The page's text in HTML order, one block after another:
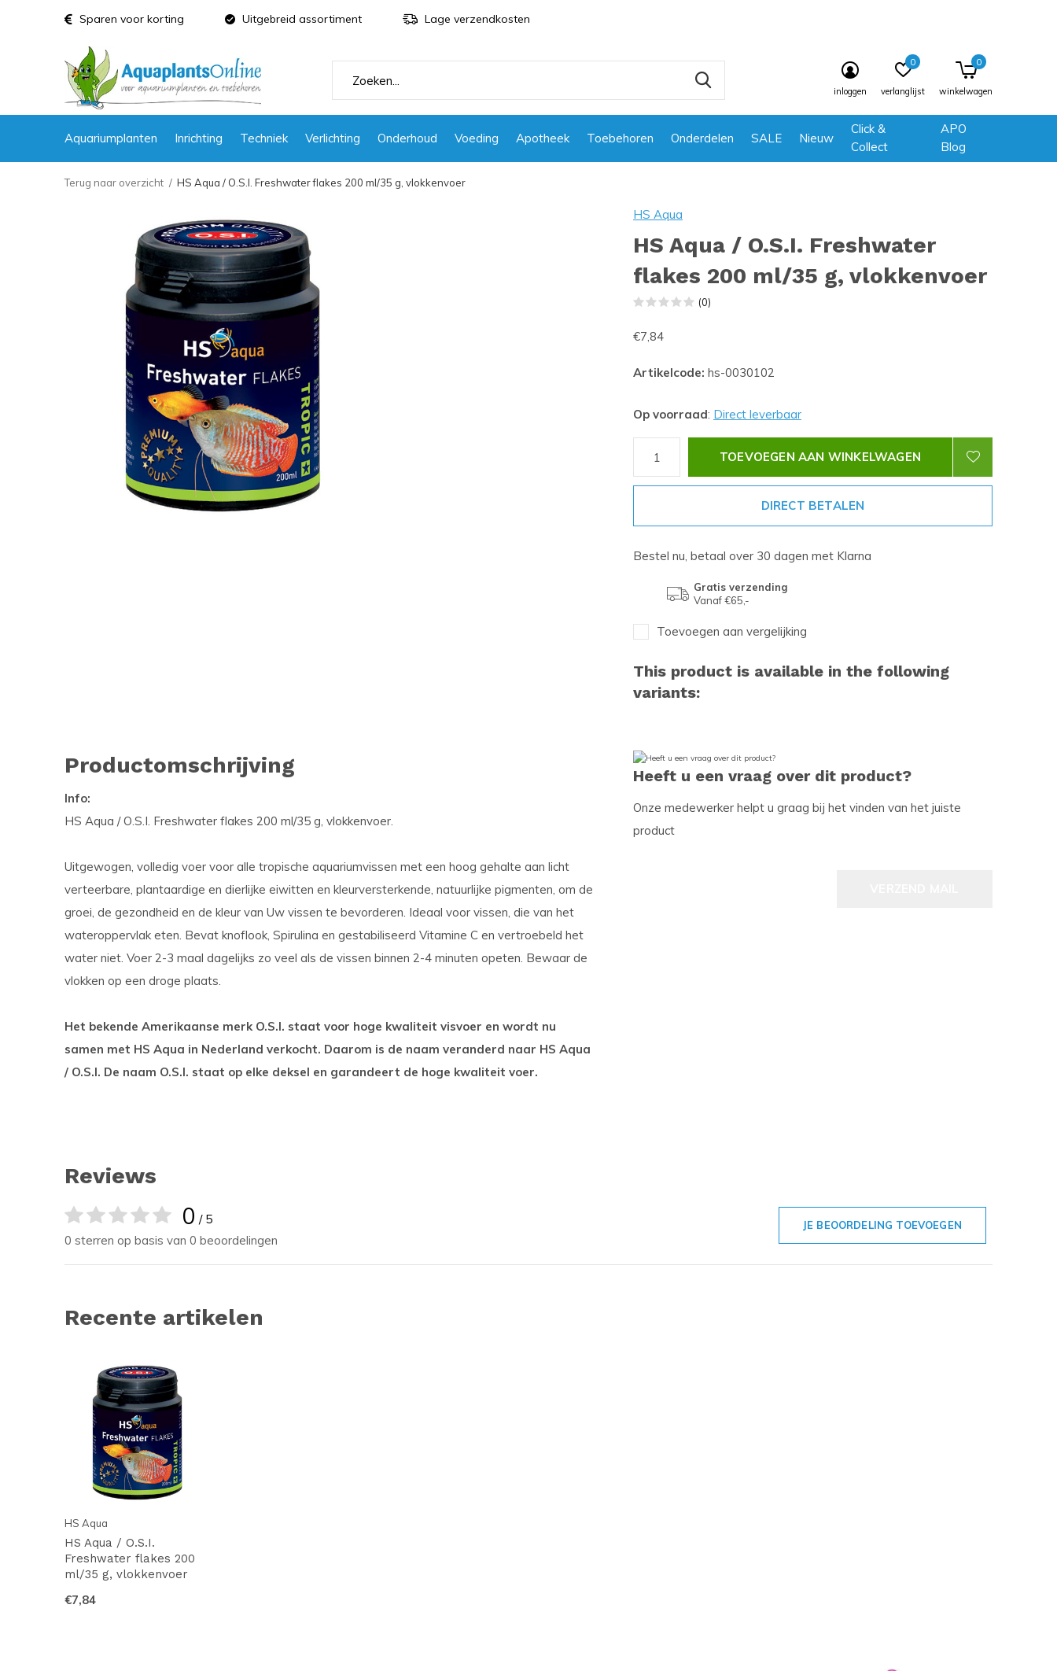
Aquariumplanten Inrichting Techniek Verlichting Onderhoud Voeding Apotheek Toebehoren Onderdelen SALE Nieuw
Click &
Collect
APO
Blog
inloggen verlanglijst
0
winkelwagen
0
Sparen voor korting Uitgebreid assortiment Lage verzendkosten
Terug naar overzicht HS Aqua / O.S.I. Freshwater flakes 200 ml/35 g, vlokkenvoer
HS Aqua
HS Aqua / O.S.I. Freshwater
flakes 200 ml/35 g, vlokkenvoer
(0)
€7,84
Artikelcode: hs-0030102
Op voorraad: Direct leverbaar
TOEVOEGEN AAN WINKELWAGEN
DIRECT BETALEN
Bestel nu, betaal over 30 dagen met Klarna
Gratis verzending
Vanaf €65,-
Toevoegen aan vergelijking
This product is available in the following
variants:
Productomschrijving
Info:
HS Aqua / O.S.I. Freshwater flakes 200 ml/35 g, vlokkenvoer.
Uitgewogen, volledig voer voor alle tropische aquariumvissen met een hoog gehalte aan licht
verteerbare, plantaardige en dierlijke eiwitten en kleurversterkende, natuurlijke pigmenten, om de
groei, de gezondheid en de kleur van Uw vissen te bevorderen. Ideaal voor vissen, die van het
wateroppervlak eten. Bevat knoflook, Spirulina en gestabiliseerd Vitamine C en vertroebeld het
water niet. Voer 2-3 maal dagelijks zo veel als de vissen binnen 2-4 minuten opeten. Bewaar de
vlokken op een droge plaats.
Het bekende Amerikaanse merk O.S.I. staat voor hoge kwaliteit visvoer en wordt nu
samen met HS Aqua in Nederland verkocht. Daarom is de naam veranderd naar HS Aqua
/ O.S.I. De naam O.S.I. staat op elke deksel en garandeert de hoge kwaliteit voer.
Heeft u een vraag over dit product?
Onze medewerker helpt u graag bij het vinden van het juiste
product
Reviews
0 / 5
0 sterren op basis van 0 beoordelingen
JE BEOORDELING TOEVOEGEN
Recente artikelen
HS Aqua
HS Aqua / O.S.I.
Freshwater flakes 200
ml/35 g, vlokkenvoer
€7,84